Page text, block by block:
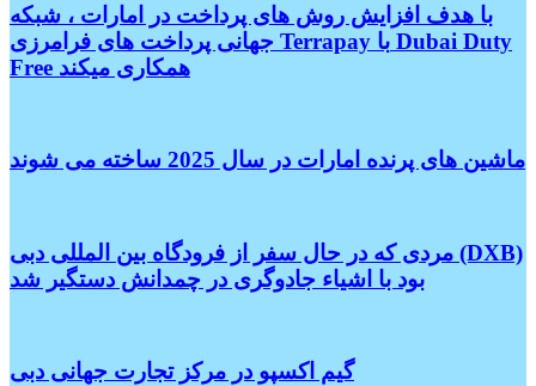
با هدف افزایش روش های پرداخت در امارات ، شبکه
جهانی پرداخت های فرامرزی Terrapay با Dubai Duty
Free همکاری میکند
ماشین های پرنده امارات در سال 2025 ساخته می شوند
مردی که در حال سفر از فرودگاه بین المللی دبی (DXB)
بود با اشیاء جادوگری در چمدانش دستگیر شد
گیم اکسپو در مرکز تجارت جهانی دبی